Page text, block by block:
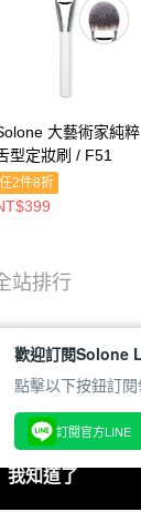
大藝術家純粹
型定妝刷 / F51
任2件8折
站排行
網站使用 cookie 方
更電腦的 cookie 設定
使用本網站即表示您
我知道了
歡迎訂閱Solone
點擊以下按鈕訂閱
訂閱官方LINE